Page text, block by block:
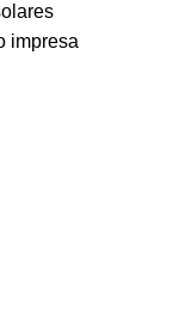
impresa